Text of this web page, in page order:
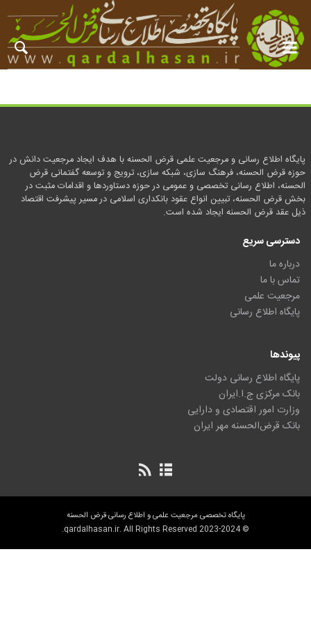
پایگاه اطلاع رسانی و مرجعیت علمی قرض الحسنه با هدف ایجاد مرجعیت دانش در
حوزه قرض الحسنه، فرهنگ سازی، شبکه سازی، ترویج و توسعه گفتمانی قرض
الحسنه، اطلاع رسانی تخصصی و عمومی در حوزه دستاوردها و اقدامات مثبت در
بخش قرض الحسنه، تبیین انواع عقود بانکداری اسلامی در مسیر پیشرفت اقتصاد
ذیل عقد قرض الحسنه ایجاد شده است.
دسترسی سریع
درباره ما
تماس با ما
مرجعیت علمی
پایگاه اطلاع رسانی
پیوندها
پایگاه اطلاع رسانی دولت
بانک مرکزی ج.ا.ایران
وزارت امور اقتصادی و دارایی
بانک قرض‌الحسنه مهر ایران
پایگاه تخصصی مرجعیت علمی و اطلاع رسانی قرض الحسنه
© 2023-2024 qardalhasan.ir. All Rights Reserved.